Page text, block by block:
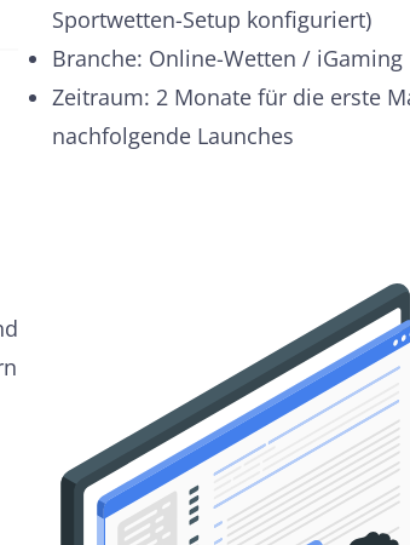
Sportwetten-Setup konfiguriert)
Branche: Online-Wetten / iGaming
Zeitraum: 2 Monate für die erste
nachfolgende Launches